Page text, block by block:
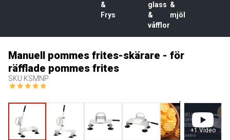
&
Frys
glass
&
våfflor
&
mjöl
Manuell pommes frites-skärare - för
räfflade pommes frites
SKU KSMNP
+1 Video